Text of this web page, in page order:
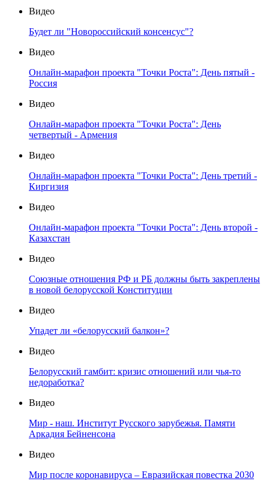
Видео
Будет ли "Новороссийский консенсус"?
Видео
Онлайн-марафон проекта "Точки Роста": День пятый -
Россия
Видео
Онлайн-марафон проекта "Точки Роста": День
четвертый - Армения
Видео
Онлайн-марафон проекта "Точки Роста": День третий -
Киргизия
Видео
Онлайн-марафон проекта "Точки Роста": День второй -
Казахстан
Видео
Союзные отношения РФ и РБ должны быть закреплены
в новой белорусской Конституции
Видео
Упадет ли «белорусский балкон»?
Видео
Белорусский гамбит: кризис отношений или чья-то
недоработка?
Видео
Мир - наш. Институт Русского зарубежья. Памяти
Аркадия Бейненсона
Видео
Мир после коронавируса – Евразийская повестка 2030